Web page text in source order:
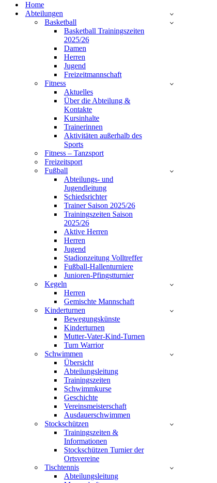
Home
Abteilungen
Basketball
Basketball Trainingszeiten
2025/26
Damen
Herren
Jugend
Freizeitmannschaft
Fitness
Aktuelles
Über die Abteilung &
Kontakte
Kursinhalte
Trainerinnen
Aktivitäten außerhalb des
Sports
Fitness – Tanzsport
Freizeitsport
Fußball
Abteilungs- und
Jugendleitung
Schiedsrichter
Trainer Saison 2025/26
Trainingszeiten Saison
2025/26
Aktive Herren
Herren
Jugend
Stadionzeitung Volltreffer
Fußball-Hallenturniere
Junioren-Pfingstturnier
Kegeln
Herren
Gemischte Mannschaft
Kinderturnen
Bewegungskünste
Kinderturnen
Mutter-Vater-Kind-Turnen
Turn Warrior
Schwimmen
Übersicht
Abteilungsleitung
Trainingszeiten
Schwimmkurse
Geschichte
Vereinsmeisterschaft
Ausdauerschwimmen
Stockschützen
Trainingszeiten &
Informationen
Stockschützen Turnier der
Ortsvereine
Tischtennis
Abteilungsleitung